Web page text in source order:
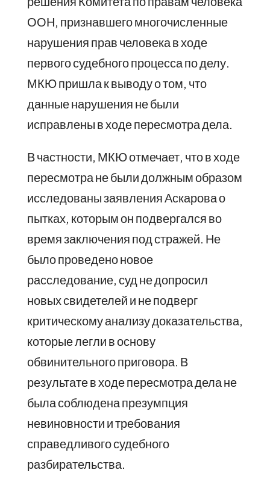
ООН, признавшего многочисленные
нарушения прав человека в ходе
первого судебного процесса по делу.
МКЮ пришла к выводу о том, что
данные нарушения не были
исправлены в ходе пересмотра дела.
В частности, МКЮ отмечает, что в ходе
пересмотра не были должным образом
исследованы заявления Аскарова о
пытках, которым он подвергался во
время заключения под стражей. Не
было проведено новое
расследование, суд не допросил
новых свидетелей и не подверг
критическому анализу доказательства,
которые легли в основу
обвинительного приговора. В
результате в ходе пересмотра дела не
была соблюдена презумпция
невиновности и требования
справедливого судебного
разбирательства.